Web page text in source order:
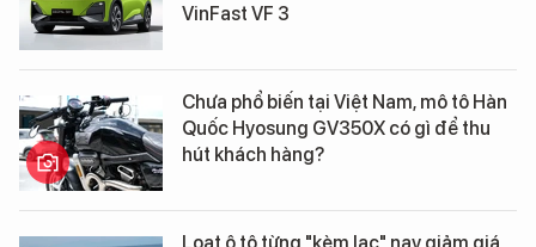
VinFast VF 3
Chưa phổ biến tại Việt Nam, mô tô Hàn
Quốc Hyosung GV350X có gì để thu
hút khách hàng?